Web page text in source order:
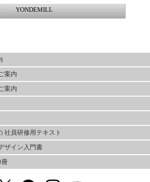
YONDEMILL
案内
案内
社員研修用テキスト
ザイン入門書
冊